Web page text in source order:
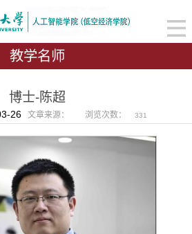
教学名师
博士-陈超
26 文章来源： 浏览次数： 331